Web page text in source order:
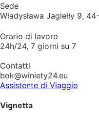
Sede
Władysława Jagiełły 9,
Orario di lavoro
24h/24, 7 giorni su 7
Contatti
bok@winiety24.eu
Assistente di Viaggio
Vignetta